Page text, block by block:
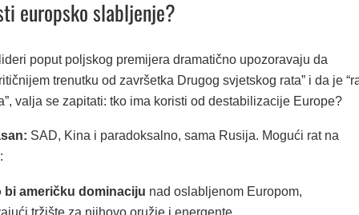
europsko slabljenje?
poput poljskog premijera dramatično upozoravaju da
trenutku od završetka Drugog svjetskog rata” i da je
valja se zapitati: tko ima koristi od destabilizacije Europe?
SAD, Kina i paradoksalno, sama Rusija. Mogući rat na
bi američku dominaciju nad oslabljenom Europom,
tržište za njihovo oružje i energente